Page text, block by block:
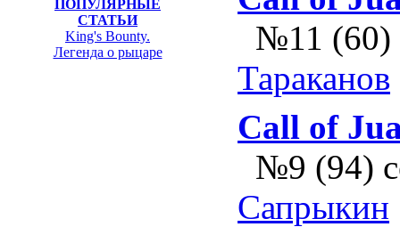
ПОПУЛЯРНЫЕ
СТАТЬИ
King's Bounty.
Легенда о рыцаре
№11 (60)
Тараканов
Call of
№9 (94)
Сапрыкин